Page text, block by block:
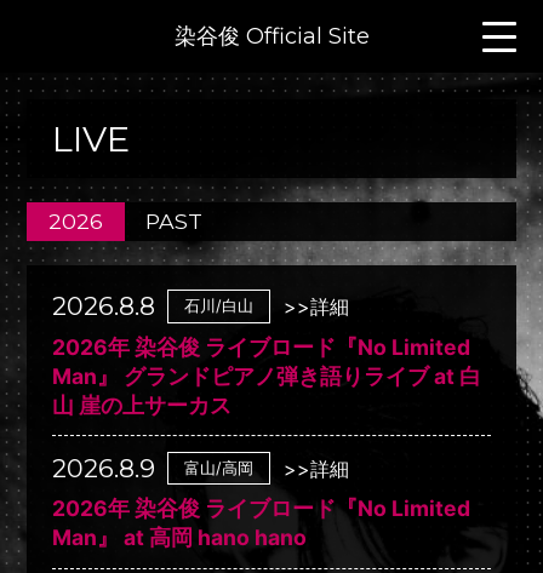
染谷俊 Official Site
LIVE
2026 PAST
2026.8.8 石川/白山 >>詳細
2026年 染谷俊 ライブロード『No Limited
Man』 グランドピアノ弾き語りライブ at 白
山 崖の上サーカス
2026.8.9 富山/高岡 >>詳細
2026年 染谷俊 ライブロード『No Limited
Man』 at 高岡 hano hano